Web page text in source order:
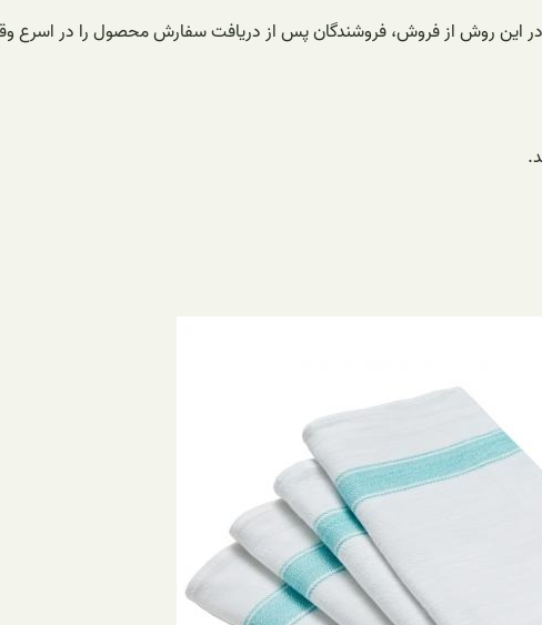
این روش از فروش، فروشندگان پس از دریافت سفارش محصول را در اسرع